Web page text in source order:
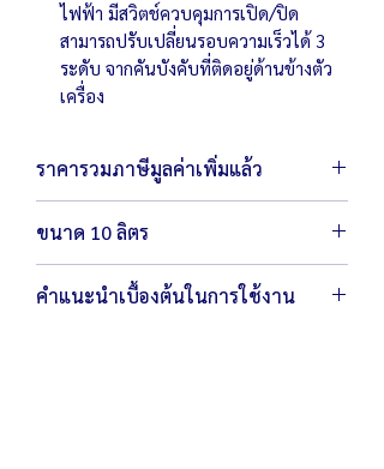
ไฟฟ้า มีสวิตช์ควบคุมการเปิด/ปิด
สามารถปรับเปลี่ยนรอบความเร็วได้ 3
ระดับ จากคันบังคับที่ติดอยู่ด้านข้างตัว
เครื่อง
ราคารวมภาษีมูลค่าเพิ่มแล้ว
ขนาด 10 ลิตร
ตัวเครื่องขนาด 38 x 40 x 60 ซม.
น้ำหนัก 68.5 กิโลกรัม
คำแนะนำเบื้องต้นในการใช้งาน